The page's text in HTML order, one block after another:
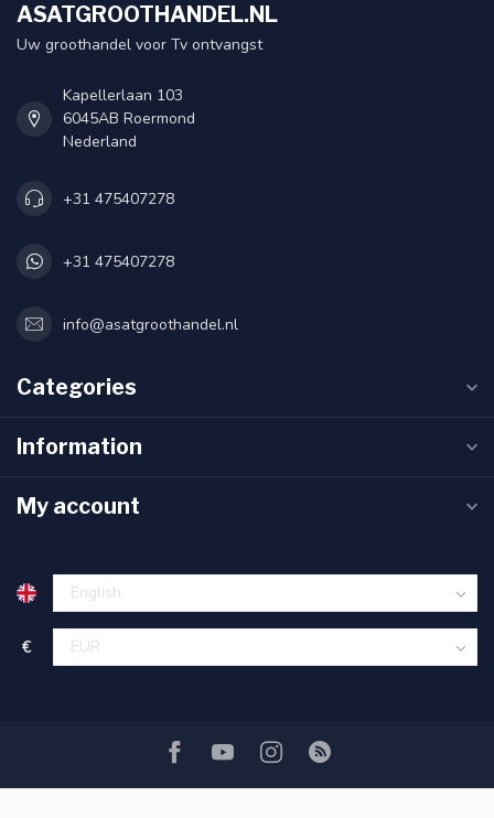
ASATGROOTHANDEL.NL
Uw groothandel voor Tv ontvangst
Kapellerlaan 103
6045AB Roermond
Nederland
+31 475407278
+31 475407278
info@asatgroothandel.nl
Categories
Information
My account
€